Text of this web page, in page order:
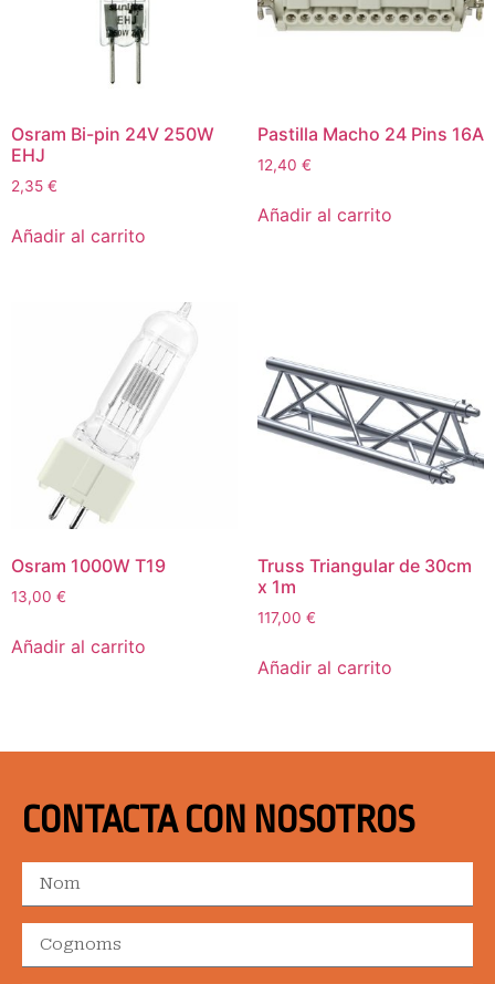
Osram Bi-pin 24V 250W
EHJ
2,35 €
Añadir al carrito
Pastilla Macho 24 Pins 16A
12,40 €
Añadir al carrito
Osram 1000W T19
13,00 €
Añadir al carrito
Truss Triangular de 30cm
x 1m
117,00 €
Añadir al carrito
CONTACTA CON NOSOTROS